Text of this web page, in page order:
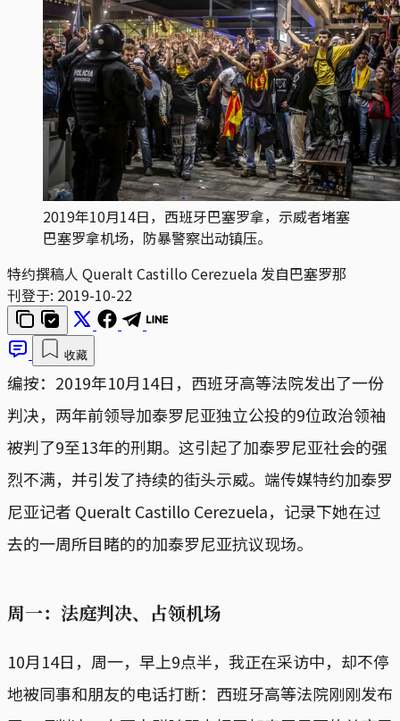
2019年10月14日，西班牙巴塞罗拿，示威者堵塞
巴塞罗拿机场，防暴警察出动镇压。
特约撰稿人 Queralt Castillo Cerezuela 发自巴塞罗那
刊登于: 2019-10-22
收藏
编按：2019年10月14日，西班牙高等法院发出了一份
判决，两年前领导加泰罗尼亚独立公投的9位政治领袖
被判了9至13年的刑期。这引起了加泰罗尼亚社会的强
烈不满，并引发了持续的街头示威。端传媒特约加泰罗
尼亚记者 Queralt Castillo Cerezuela，记录下她在过
去的一周所目睹的的加泰罗尼亚抗议现场。
周一：法庭判决、占领机场
10月14日，周一，早上9点半，我正在采访中，却不停
地被同事和朋友的电话打断：西班牙高等法院刚刚发布